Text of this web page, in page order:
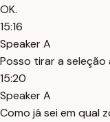
OK.
15:16
Speaker A
Posso tirar a seleção
15:20
Speaker A
Como já sei em qual